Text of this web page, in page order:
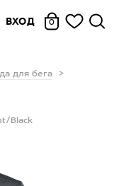
ВХОД 0
для бега
Black